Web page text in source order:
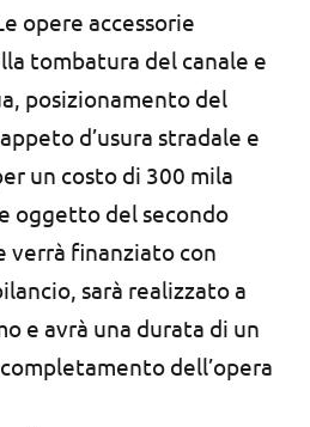
opere accessorie
tombatura del canale e
posizionamento del
d’usura stradale e
un costo di 300 mila
oggetto del secondo
verrà finanziato con
sarà realizzato a
e avrà una durata di un
dell’opera